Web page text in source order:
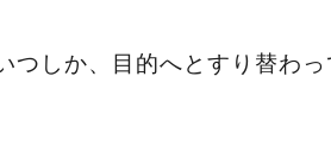
つしか、目的へとすり替わ